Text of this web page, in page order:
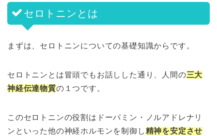
セロトニンとは
まずは、セロトニンについての基礎知識からです。
セロトニンとは冒頭でもお話しした通り、人間の三大
神経伝達物質の１つです。
このセロトニンの役割はドーパミン・ノルアドレナリ
ンといった他の神経ホルモンを制御し精神を安定させ